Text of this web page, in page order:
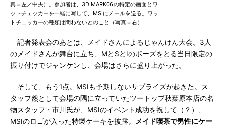
真＝左／中央）。参加者は、3D MARK06の特定の画面とワ
ットチェッカーを一緒に写して、MSIにメールを送る。ワッ
トチェッカーの種類は問わないとのこと（写真＝右）
記者発表会のあとは、メイドさんによるじゃんけん大会。3人
のメイドさんが舞台に立ち、MとSとIのポーズをとる当日限定の
振り付けでジャンケンし、会場はさらに盛り上がった。
そして、もう1点。MSIも予期しないサプライズが起きた。ス
タッフ然として会場の隅に立っていたツートップ秋葉原本店の名
物スタッフ・市川氏が、MSIのイベント成功を祝して（？）、
MSIのロゴが入った特製ケーキを披露。
メイド喫茶で男性にケー